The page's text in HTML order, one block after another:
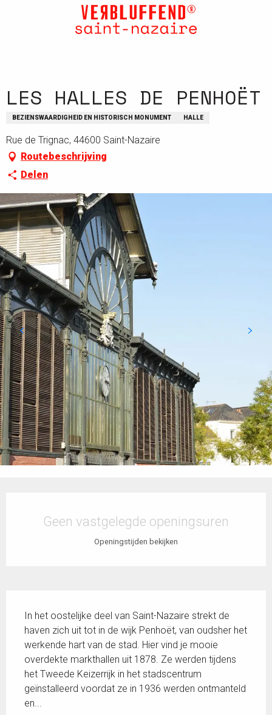
LES HALLES DE PENHOËT
BEZIENSWAARDIGHEID EN HISTORISCH MONUMENT HALLE
Rue de Trignac, 44600 Saint-Nazaire
Routebeschrijving
Delen
Geen vastgelegde openingsuren
Openingstijden bekijken
In het oostelijke deel van Saint-Nazaire strekt de
haven zich uit tot in de wijk Penhoët, van oudsher het
werkende hart van de stad. Hier vind je mooie
overdekte markthallen uit 1878. Ze werden tijdens
het Tweede Keizerrijk in het stadscentrum
geïnstalleerd voordat ze in 1936 werden ontmanteld
en...